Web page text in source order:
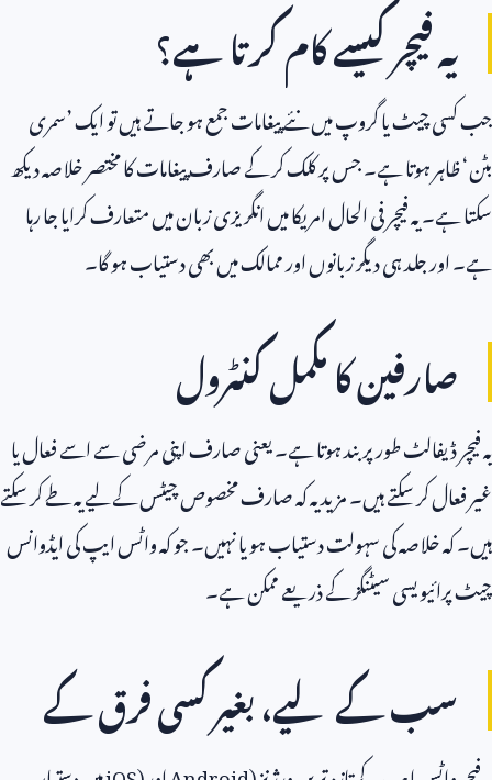
یہ فیچر کیسے کام کرتا ہے؟
جب کسی چیٹ یا گروپ میں نئے پیغامات جمع ہو جاتے ہیں تو ایک ’سمری
بٹن‘ ظاہر ہوتا ہے۔ جس پر کلک کر کے صارف پیغامات کا مختصر خلاصہ دیکھ
سکتا ہے۔ یہ فیچر فی الحال امریکا میں انگریزی زبان میں متعارف کرایا جا رہا
ہے۔ اور جلد ہی دیگر زبانوں اور ممالک میں بھی دستیاب ہو گا۔
صارفین کا مکمل کنٹرول
یہ فیچر ڈیفالٹ طور پر بند ہوتا ہے۔ یعنی صارف اپنی مرضی سے اسے فعال یا
غیر فعال کر سکتے ہیں۔ مزید یہ کہ صارف مخصوص چیٹس کے لیے یہ طے کر سکتے
ہیں۔ کہ خلاصہ کی سہولت دستیاب ہو یا نہیں۔ جو کہ واٹس ایپ کی ایڈوانس
چیٹ پرائیویسی سیٹنگز کے ذریعے ممکن ہے۔
سب کے لیے، بغیر کسی فرق کے